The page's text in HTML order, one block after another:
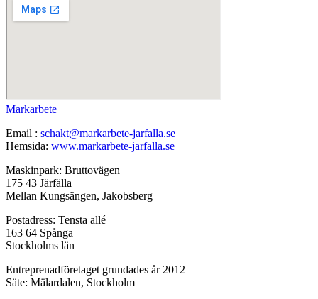
Markarbete
Email : schakt@markarbete-jarfalla.se
Hemsida: www.markarbete-jarfalla.se
Maskinpark: Bruttovägen
175 43 Järfälla
Mellan Kungsängen, Jakobsberg
Postadress: Tensta allé
163 64 Spånga
Stockholms län
Entreprenadföretaget grundades år 2012
Säte: Mälardalen, Stockholm